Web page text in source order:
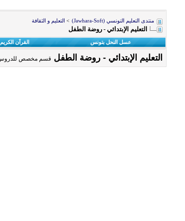
منتدى التعليم التونسي (Jawhara-Soft) > التعليم و الثقافة
التعليم الإبتدائي - روضة الطفل
عسل النحل بتونس القرآن الكريم
التعليم الإبتدائي - روضة الطفل قسم مخصص للدروس و